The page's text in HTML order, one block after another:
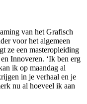
van het Grafisch
voor het algemeen
ze een masteropleiding
Innoveren. ‘Ik ben erg
ik op maandag al
in je verhaal en je
nu al hoeveel ik aan